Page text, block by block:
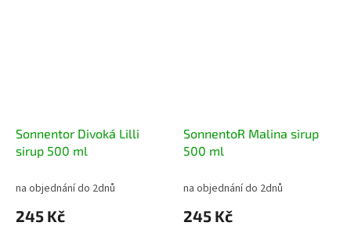
Sonnentor Divoká Lilli
sirup 500 ml
na objednání do 2dnů
245 Kč
SonnentoR Malina sirup
500 ml
na objednání do 2dnů
245 Kč